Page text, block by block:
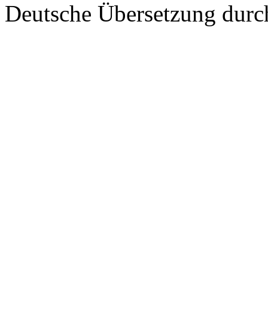
Deutsche Übersetzung